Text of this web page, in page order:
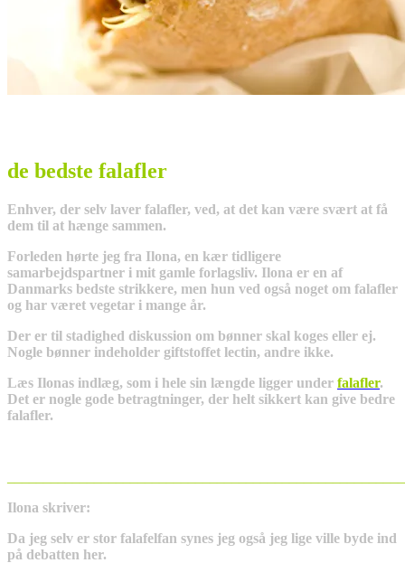
de bedste falafler
Enhver, der selv laver falafler, ved, at det kan være svært at få
dem til at hænge sammen.
Forleden hørte jeg fra Ilona, en kær tidligere
samarbejdspartner i mit gamle forlagsliv. Ilona er en af
Danmarks bedste strikkere, men hun ved også noget om falafler
og har været vegetar i mange år.
Der er til stadighed diskussion om bønner skal koges eller ej.
Nogle bønner indeholder giftstoffet lectin, andre ikke.
Læs Ilonas indlæg, som i hele sin længde ligger under falafler.
Det er nogle gode betragtninger, der helt sikkert kan give bedre
falafler.
Ilona skriver:
Da jeg selv er stor falafelfan synes jeg også jeg lige ville byde ind
på debatten her.